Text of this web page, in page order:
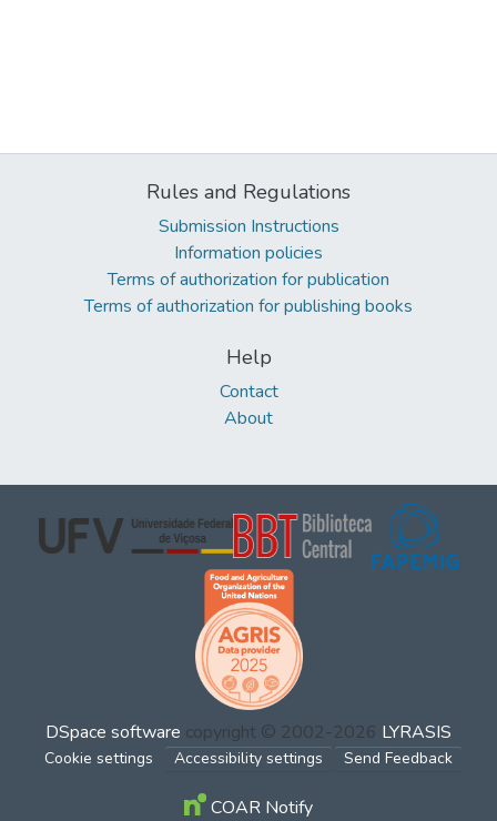
Rules and Regulations
Submission Instructions
Information policies
Terms of authorization for publication
Terms of authorization for publishing books
Help
Contact
About
DSpace software copyright © 2002-2026 LYRASIS
Cookie settings Accessibility settings Send Feedback
COAR Notify